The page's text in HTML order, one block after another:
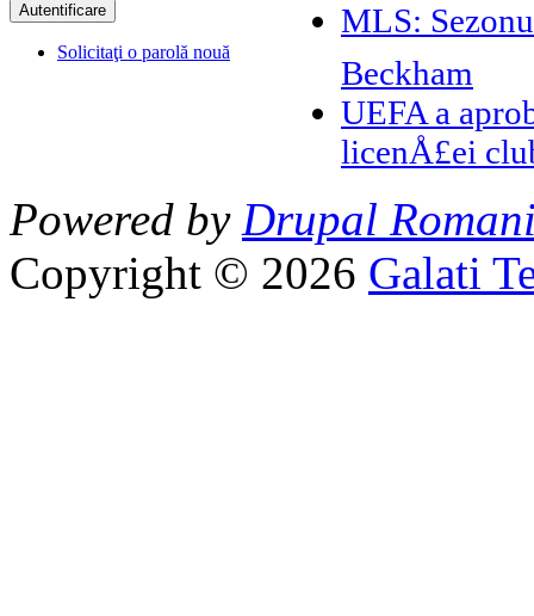
Solicitaţi o parolă nouă
MLS:
Beckham
UEFA a
licenÅ£ei
Powered by Drupal
Copyright © 2026 Galati